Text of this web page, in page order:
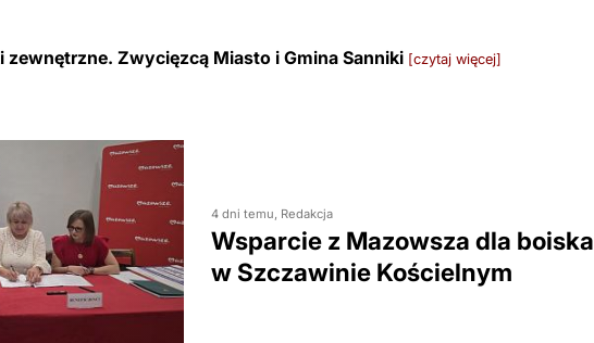
zewnętrzne. Zwycięzcą Miasto i Gmina Sanniki [czytaj więcej]
4 dni temu, Redakcja
Wsparcie z Mazowsza dla boiska
w Szczawinie Kościelnym